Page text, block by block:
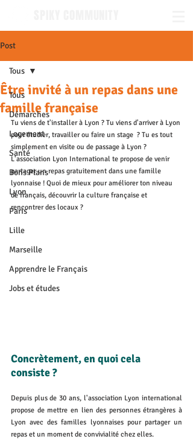
Post
Tous
Démarches
Logement
Santé
Bons Plans
Lyon
Paris
Lille
Marseille
Apprendre le Français
Jobs et études
Tous
Être invité à un repas dans une
famille française
Tu viens de t'installer à Lyon ? Tu viens d'arriver à Lyon
pour étudier, travailler ou faire un stage  ? Tu es tout
simplement en visite ou de passage à Lyon ?
L'association Lyon International te propose de venir
partager un repas gratuitement dans une famille
lyonnaise ! Quoi de mieux pour améliorer ton niveau
de français, découvrir la culture française et
rencontrer des locaux ?
Concrètement, en quoi cela
consiste ?
Depuis plus de 30 ans, l'association Lyon international
propose de mettre en lien des personnes étrangères à
Lyon avec des familles lyonnaises pour partager un
repas et un moment de convivialité chez elles.